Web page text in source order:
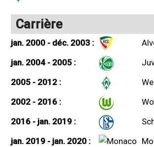
Carrière
jan. 2000 - déc. 2003 :
jan. 2004 - 2005 :
2005 - 2012 :
2002 - 2016 :
2016 - jan. 2019 :
jan. 2019 - jan. 2020 :